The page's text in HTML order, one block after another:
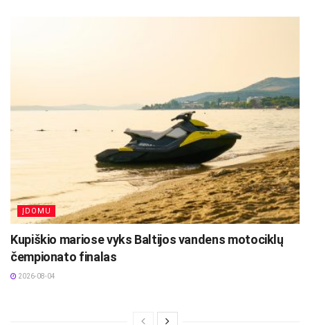
ĮDOMU
Kupiškio mariose vyks Baltijos vandens motociklų
čempionato finalas
2026-08-04